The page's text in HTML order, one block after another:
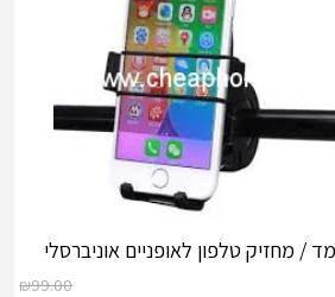
/ מחזיק טלפון לאופניים אוניברסלי
₪99.00